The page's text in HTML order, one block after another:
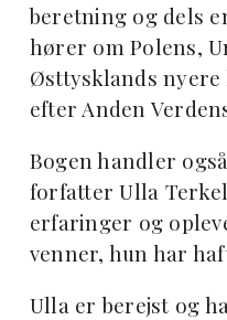
beretning og dels
hører om Polens,
Østtysklands
efter Anden
Bogen handler
forfatter Ulla
erfaringer og
venner, hun har
Ulla er berejst og